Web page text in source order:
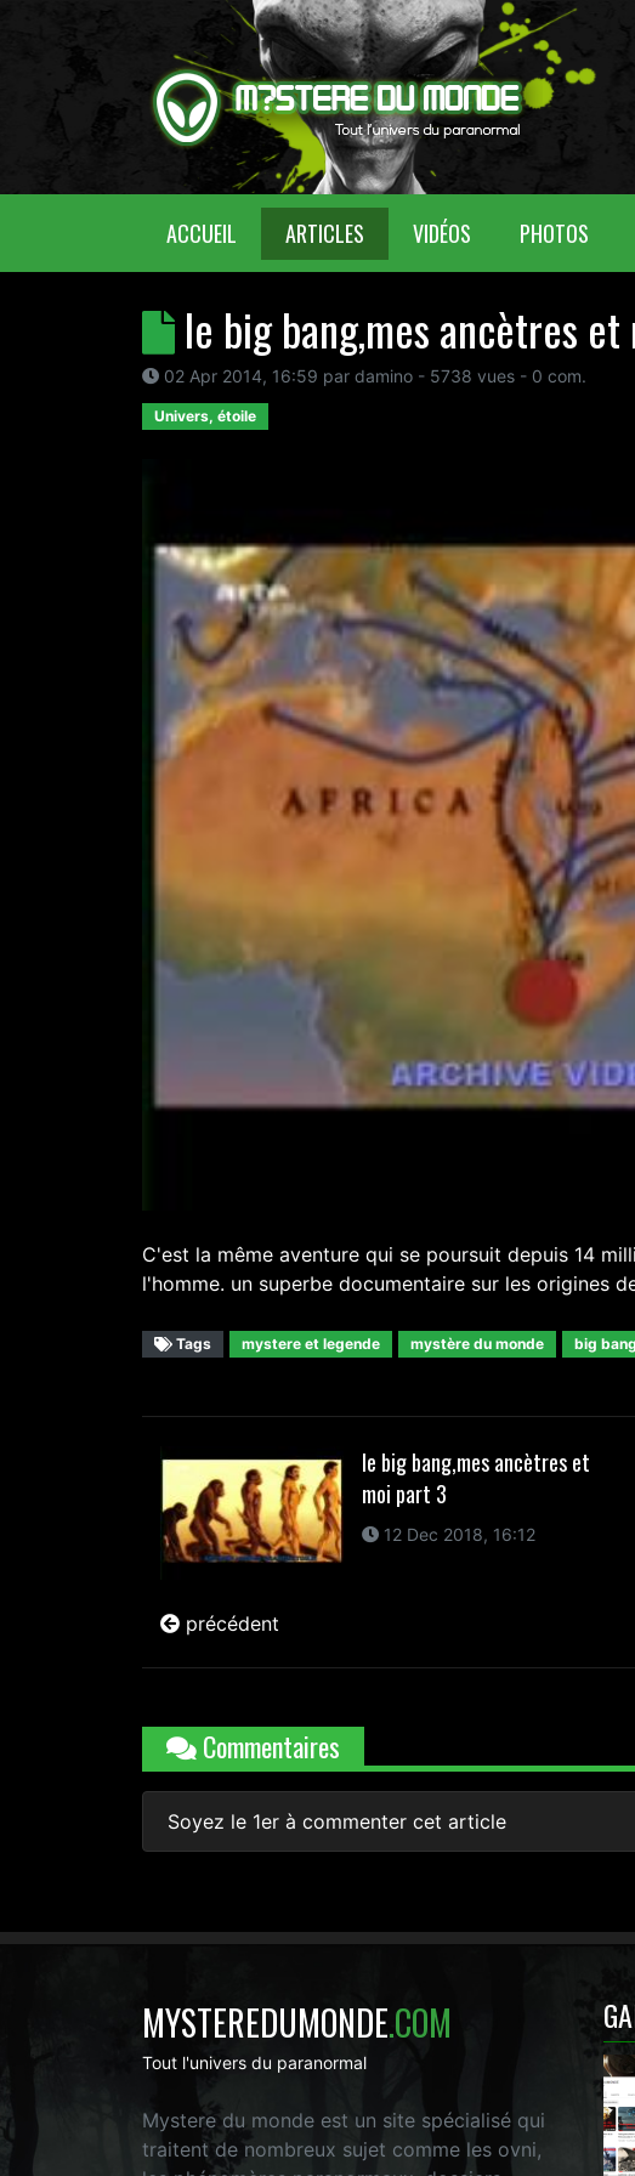
ACCUEIL (CURRENT)ARTICLES VIDÉOS PHOTOS
le big bang,mes ancètres
02 Apr 2014, 16:59 par damino - 5738 vues - 0 com.
Univers, étoile
C'est la même aventure qui se poursuit depuis 14
l'homme. un superbe documentaire sur les origines
Tags mystere et legende mystère du monde big bang
le big bang,mes ancètres et
moi part 3
12 Dec 2018, 16:12
précédent
Commentaires
Soyez le 1er à commenter cet article
MYSTEREDUMONDE.COM
Tout l'univers du paranormal
Mystere du monde est un site spécialisé qui
traitent de nombreux sujet comme les ovni,